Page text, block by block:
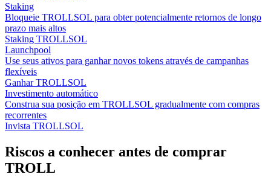
Staking
Bloqueie TROLLSOL para obter potencialmente retornos de longo
prazo mais altos
Staking TROLLSOL
Launchpool
Use seus ativos para ganhar novos tokens através de campanhas
flexíveis
Ganhar TROLLSOL
Investimento automático
Construa sua posição em TROLLSOL gradualmente com compras
recorrentes
Invista TROLLSOL
Riscos a conhecer antes de comprar
TROLL